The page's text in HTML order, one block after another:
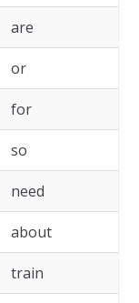
are
or
for
so
need
about
train